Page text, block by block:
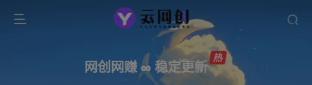
网创网赚 ∞ 稳定更新